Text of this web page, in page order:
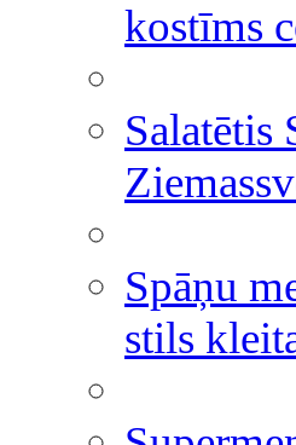
kostīms
Salatētis
Spāņu
stils